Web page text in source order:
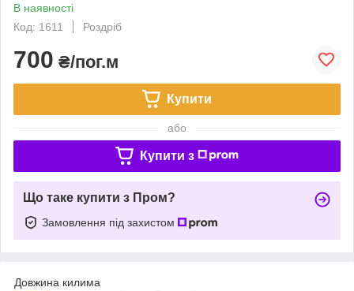
В наявності
Код: 1611
Роздріб
700 ₴/пог.м
Купити
або
Купити з
Що таке купити з Пром?
Замовлення під захистом
Довжина килима